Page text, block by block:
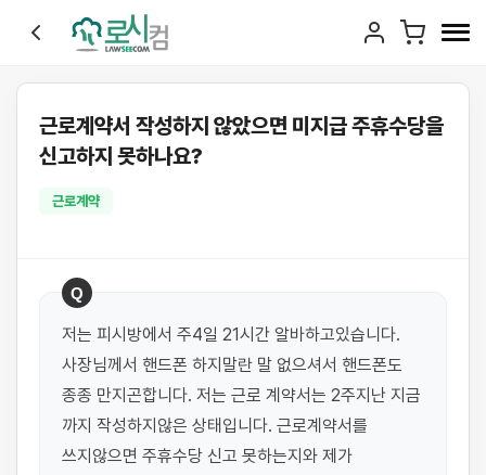
근로계약서 작성하지 않았으면 미지급 주휴수당을
신고하지 못하나요?
근로계약
Q
저는 피시방에서 주4일 21시간 알바하고있습니다.
사장님께서 핸드폰 하지말란 말 없으셔서 핸드폰도
종종 만지곤합니다. 저는 근로 계약서는 2주지난 지금
까지 작성하지않은 상태입니다. 근로계약서를
쓰지않으면 주휴수당 신고 못하는지와 제가